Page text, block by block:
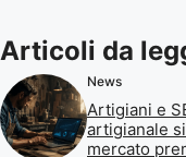
Articoli da
News
Artigiani e
artigianale
mercato